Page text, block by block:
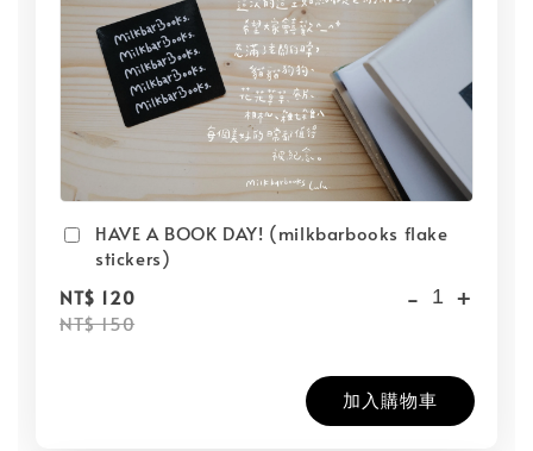
HAVE A BOOK DAY! (milkbarbooks flake
stickers)
NT$ 120
NT$ 150
- +
加入購物車